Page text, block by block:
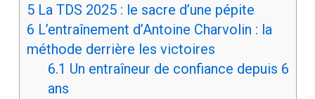
5La TDS 2025 : le sacre d’une pépite
6 L’entraînement d’Antoine Charvolin : la
méthode derrière les victoires
6.1 Un entraîneur de confiance depuis 6
ans